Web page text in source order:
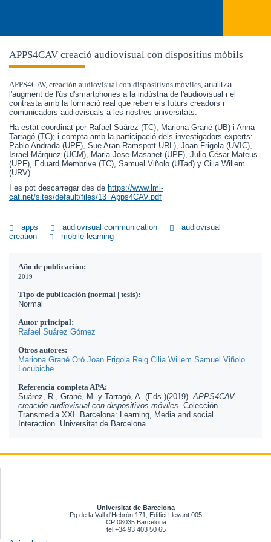
APPS4CAV creació audiovisual con dispositius mòbils
APPS4CAV, creación audiovisual con dispositivos móviles, analitza
l'augment de l'ús d'smartphones a la indústria de l'audiovisual i el
contrasta amb la formació real que reben els futurs creadors i
comunicadors audiovisuals a les nostres universitats.
Ha estat coordinat per Rafael Suárez (TC), Mariona Grané (UB) i Anna
Tarragó (TC); i compta amb la participació dels investigadors experts:
Pablo Andrada (UPF), Sue Aran-Ramspott URL), Joan Frigola (UVIC),
Israel Márquez (UCM), Maria-Jose Masanet (UPF), Julio-César Mateus
(UPF), Eduard Membrive (TC), Samuel Viñolo (UTad) y Cilia Willem
(URV).
I es pot descarregar des de https://www.lmi-
cat.net/sites/default/files/13_Apps4CAV.pdf
apps audiovisual communication
audiovisual
creation
mobile learning
Año de publicación:
2019
Tipo de publicación (normal | tesis):
Normal
Autor principal:
Rafael Suárez Gómez
Otros autores:
Mariona Grané Oró Joan Frigola Reig Cilia Willem Samuel Viñolo
Locubiche
Referencia completa APA:
Suárez, R., Grané, M. y Tarragó, A. (Eds.)(2019).APPS4CAV,
creación audiovisual con dispositivos móviles. Colección
Transmedia XXI. Barcelona: Learning, Media and social
Interaction. Universitat de Barcelona.
Universitat de Barcelona
Pg de la Vall d'Hebrón 171, Edifici Llevant 005
CP 08035 Barcelona
tel +34 93 403 50 65